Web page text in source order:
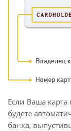
Если Ваша карта
будете
банка,